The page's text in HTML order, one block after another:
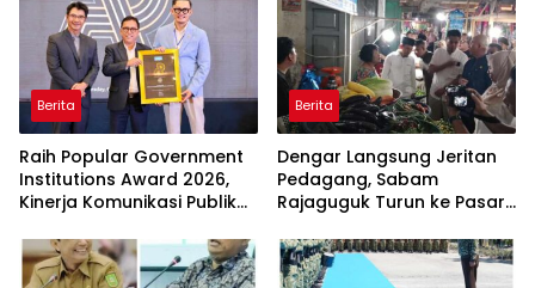
Berita
Raih Popular Government
Institutions Award 2026,
Kinerja Komunikasi Publik
Kembali Diakui
Berita
Dengar Langsung Jeritan
Pedagang, Sabam
Rajaguguk Turun ke Pasar